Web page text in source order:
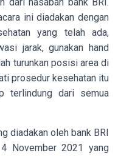
ini diadakan dengan
yang telah ada,
jarak, gunakan hand
turunkan posisi area di
prosedur kesehatan itu
terlindung dari semua
diadakan oleh bank BRI
November 2021 yang